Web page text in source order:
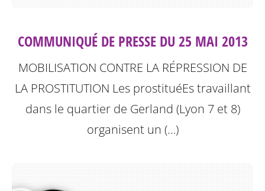
COMMUNIQUÉ DE PRESSE DU 25 MAI 2013
MOBILISATION CONTRE LA RÉPRESSION DE
LA PROSTITUTION Les prostituéEs travaillant
dans le quartier de Gerland (Lyon 7 et 8)
organisent un (…)